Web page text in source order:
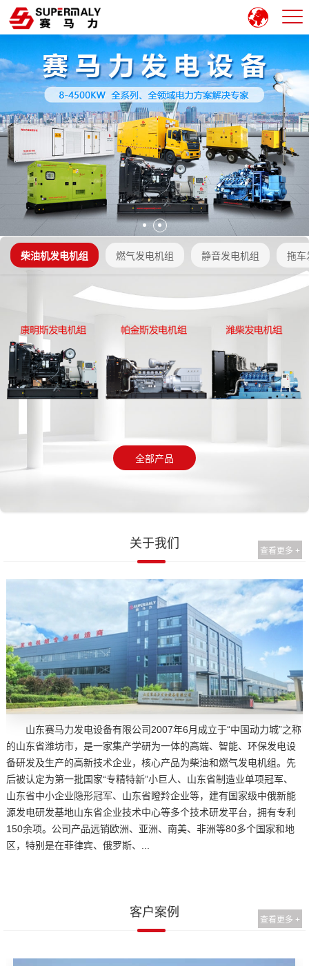
柴油机发电机组 燃气发电机组 静音发电机组 拖车
全部产品
关于我们
查看更多 +
山东赛马力发电设备有限公司2007年6月成立于“中国动力城”之称
的山东省潍坊市，是一家集产学研为一体的高端、智能、环保发电设
备研发及生产的高新技术企业，核心产品为柴油和燃气发电机组。先
后被认定为第一批国家“专精特新”小巨人、山东省制造业单项冠军、
山东省中小企业隐形冠军、山东省瞪羚企业等，建有国家级中俄新能
源发电研发基地山东省企业技术中心等多个技术研发平台，拥有专利
150余项。公司产品远销欧洲、亚洲、南美、非洲等80多个国家和地
区，特别是在菲律宾、俄罗斯、...
客户案例
查看更多 +